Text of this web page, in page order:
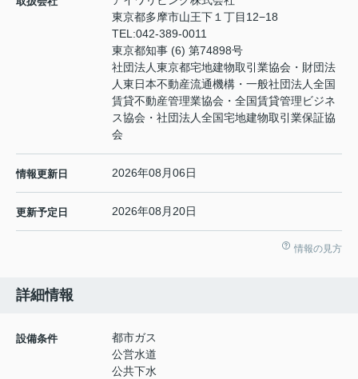
東京都多摩市山王下１丁目12−18
TEL:042-389-0011
東京都知事 (6) 第74898号
社団法人東京都宅地建物取引業協会・財団法
人東日本不動産流通機構・一般社団法人全国
賃貸不動産管理業協会・全国賃貸管理ビジネ
ス協会・社団法人全国宅地建物取引業保証協
会
情報更新日 2026年08月06日
更新予定日 2026年08月20日
情報の見方
詳細情報
設備条件
都市ガス
公営水道
公共下水